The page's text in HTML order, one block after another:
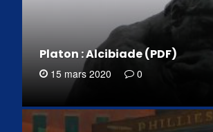
Platon : Alcibiade (PDF)
15 mars 2020 0